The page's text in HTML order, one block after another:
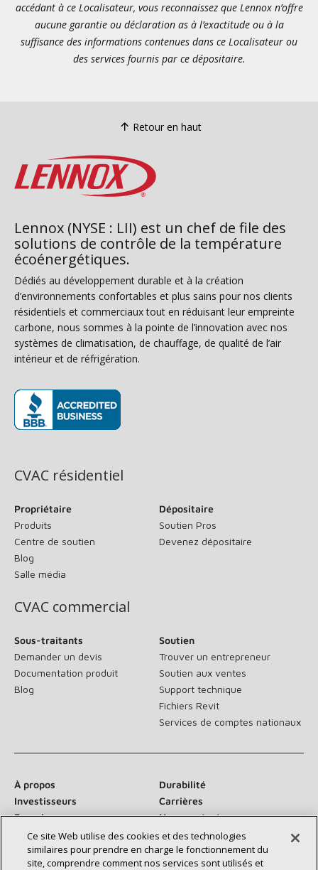
accédant à ce Localisateur, vous reconnaissez que Lennox n’offre
aucune garantie ou déclaration as à l’exactitude ou à la
suffisance des informations contenues dans ce Localisateur ou
des services fournis par ce dépositaire.
Retour en haut
Lennox (NYSE : LII) est un chef de file des
solutions de contrôle de la température
écoénergétiques.
Dédiés au développement durable et à la création
d’environnements confortables et plus sains pour nos clients
résidentiels et commerciaux tout en réduisant leur empreinte
carbone, nous sommes à la pointe de l’innovation avec nos
systèmes de climatisation, de chauffage, de qualité de l’air
intérieur et de réfrigération.
CVAC résidentiel
Propriétaire
Produits
Centre de soutien
Blog
Salle média
Dépositaire
Soutien Pros
Devenez dépositaire
CVAC commercial
Sous-traitants
Demander un devis
Documentation produit
Blog
Soutien
Trouver un entrepreneur
Soutien aux ventes
Support technique
Fichiers Revit
Services de comptes nationaux
À propos
Durabilité
Investisseurs
Carrières
Fournisseurs
Nous contacter
Salle de presse
Ce site Web utilise des cookies et des technologies
similaires pour prendre en charge le fonctionnement du
site, comprendre comment nos services sont utilisés et